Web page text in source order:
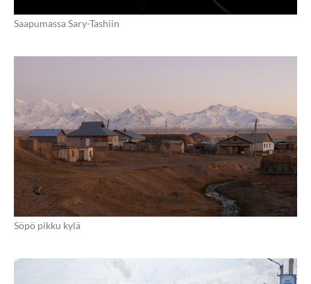
Saapumassa Sary-Tashiin
Söpö pikku kylä